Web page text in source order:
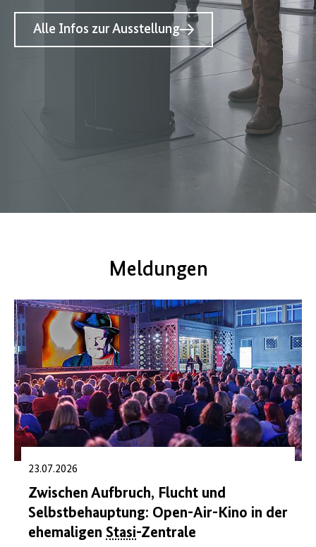
Alle Infos zur Ausstellung
Meldungen
23.07.2026
Zwischen Aufbruch, Flucht und
Selbstbehauptung: Open-Air-Kino in der
ehemaligen Stasi-Zentrale